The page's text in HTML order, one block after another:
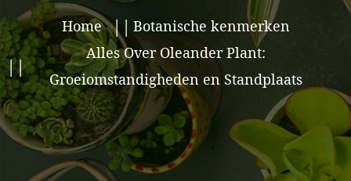
Home
Botanische kenmerken
Alles Over Oleander Plant:
Groeiomstandigheden en Standplaats